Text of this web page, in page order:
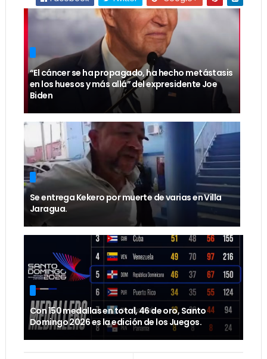
“El cáncer se ha propagado, ha hecho metástasis
en los huesos y más allá” del expresidente Joe
Biden
Se entrega Kekero por muerte de varias en Villa
Jaragua.
Con 150 medallas en total, 46 de oro, Santo
Domingo 2026 es la edición de los Juegos.